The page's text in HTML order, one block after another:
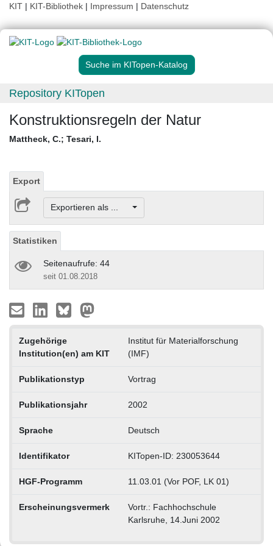
KIT | KIT-Bibliothek | Impressum | Datenschutz
Suche im KITopen-Katalog
Repository KITopen
Konstruktionsregeln der Natur
Mattheck, C.; Tesari, I.
Export
Exportieren als ...
Statistiken
Seitenaufrufe: 44
seit 01.08.2018
Zugehörige
Institution(en) am KIT
Institut für Materialforschung
(IMF)
Publikationstyp Vortrag
Publikationsjahr 2002
Sprache Deutsch
Identifikator KITopen-ID: 230053644
HGF-Programm 11.03.01 (Vor POF, LK 01)
Erscheinungsvermerk
Vortr.: Fachhochschule
Karlsruhe, 14.Juni 2002